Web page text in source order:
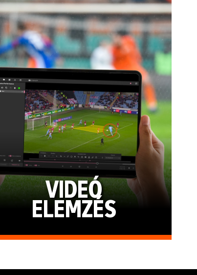
VIDEÓ
ELEMZÉS